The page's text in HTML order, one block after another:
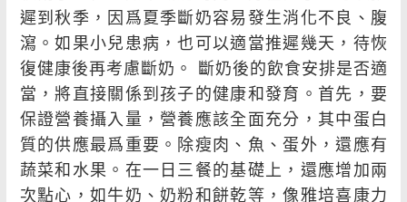
遲到秋季，因爲夏季斷奶容易發生消化不良、腹
瀉。如果小兒患病，也可以適當推遲幾天，待恢
復健康後再考慮斷奶。 斷奶後的飲食安排是否適
當，將直接關係到孩子的健康和發育。首先，要
保證營養攝入量，營養應該全面充分，其中蛋白
質的供應最爲重要。除瘦肉、魚、蛋外，還應有
蔬菜和水果。在一日三餐的基礎上，還應增加兩
次點心，如牛奶、奶粉和餅乾等，像雅培喜康力